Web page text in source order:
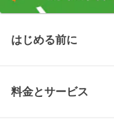
はじめる前に
料金とサービス